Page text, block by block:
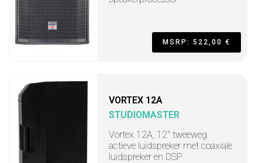
MSRP: 522,00 €
VORTEX 12A
STUDIOMASTER
Vortex 12A, 12" tweeweg
actieve luidspreker met coaxiale
luidspreker en DSP